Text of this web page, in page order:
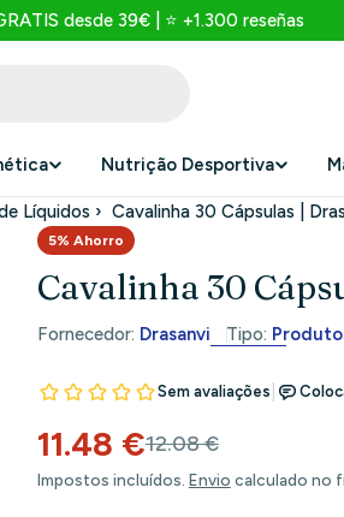
desde 39€ | ⭐ +1.300 reseñas
Nutrição Desportiva
Líquidos › Cavalinha 30 Cápsulas |
5% Ahorro
Cavalinha 30
Fornecedor: Drasanvi Tipo:
Preço
de
11.48 €
Preço
habitual
12.08 €
Impostos incluídos. Envio calculado no